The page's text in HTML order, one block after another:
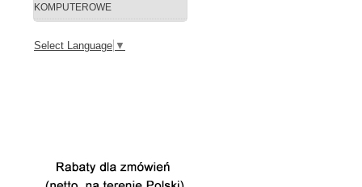
KOMPUTEROWE
Select Language ▼